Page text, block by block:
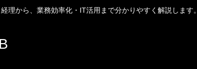
理から、業務効率化・IT活用まで分かりやすく解説します。